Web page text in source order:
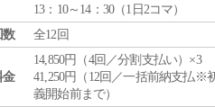
13：10～14：30（1日2コマ）
数
全12回
金
14,850円（4回／分割支払い）×3
41,250円（12回／一括前納支払※
義開始前まで）